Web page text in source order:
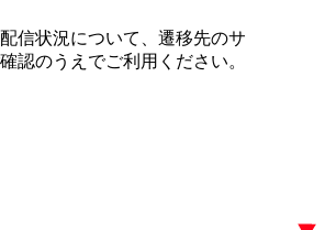
信状況について、遷移先のサ
認のうえでご利用ください。